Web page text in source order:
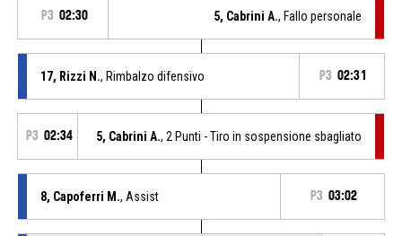
P3 02:30 5, Cabrini A., Fallo personale
17, Rizzi N., Rimbalzo difensivo P3 02:31
P3 02:34 5, Cabrini A., 2 Punti - Tiro in sospensione sbagliato
8, Capoferri M., Assist P3 03:02